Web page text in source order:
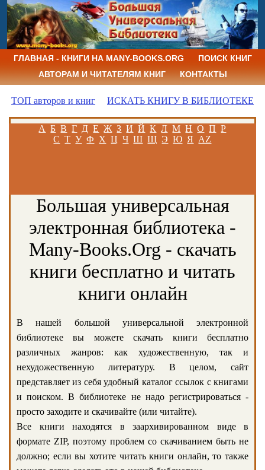
ГЛАВНАЯ - КНИГИ НА MANY-BOOKS.ORG
ПОИСК КНИГ
АВТОРАМ И ЧИТАТЕЛЯМ КНИГ
КОНТАКТЫ
ТОП авторов и книг ИСКАТЬ КНИГУ В БИБЛИОТЕКЕ
А Б В Г Д Е Ж З И Й К Л М Н О П Р
С Т У Ф Х Ц Ч Ш Щ Э Ю Я AZ
Большая универсальная
электронная библиотека -
Many-Books.Org - скачать
книги бесплатно и читать
книги онлайн
В нашей большой универсальной электронной
библиотеке вы можете скачать книги бесплатно
различных жанров: как художественную, так и
нехудожественную литературу. В целом, сайт
представляет из себя удобный каталог ссылок с книгами
и поиском. В библиотеке не надо регистрироваться -
просто заходите и скачивайте (или читайте).
Все книги находятся в заархивированном виде в
формате ZIP, поэтому проблем со скачиванием быть не
должно; если вы хотите читать книги онлайн, то также